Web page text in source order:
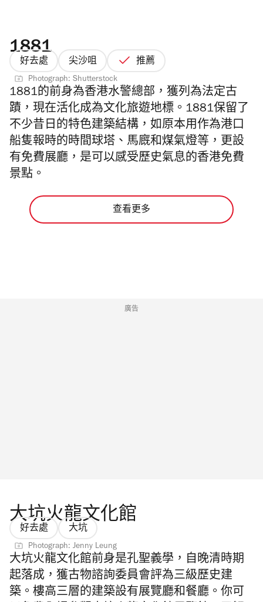
1881
好去處 尖沙咀 推薦
Photograph: Shutterstock
1881的前身為香港水警總部，獲列為法定古
蹟，現在活化成為文化旅遊地標。1881保留了
不少昔日的特色建築結構，如原本用作為港口
船隻報時的時間球塔、馬廐和煤氣燈等，更設
有免費展廳，是可以感受歷史氣息的香港免費
景點。
查看更多
廣告
大坑火龍文化館
好去處 大坑
Photograph: Jenny Leung
大坑火龍文化館前身是孔聖義學，自晚清時期
起落成， 獲古物諮詢委員會評為三級歷史建
築 。樓高三層的建築設有展覽廳和餐廳。你可